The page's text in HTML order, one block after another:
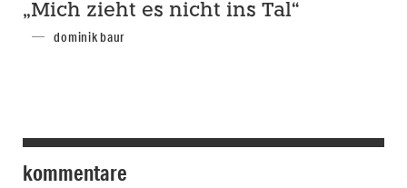
„Mich zieht es nicht ins Tal“
dominik baur
kommentare